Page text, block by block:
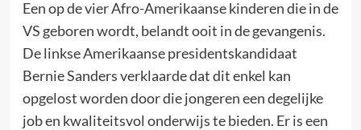
Een op de vier Afro-Amerikaanse kinderen die in de
VS geboren wordt, belandt ooit in de gevangenis.
De linkse Amerikaanse presidentskandidaat
Bernie Sanders verklaarde dat dit enkel kan
opgelost worden door die jongeren een degelijke
job en kwaliteitsvol onderwijs te bieden. Er is een